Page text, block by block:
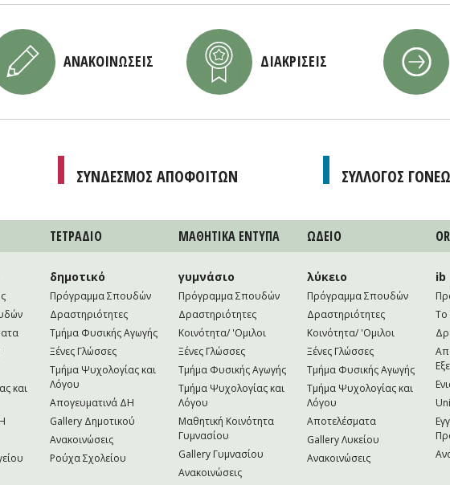
ΑΝΑΚΟΙΝΩΣΕΙΣ ΔΙΑΚΡΙΣΕΙΣ
ΣΥΝΔΕΣΜΟΣ ΑΠΟΦΟΙΤΩΝ ΣΥΛΛΟΓΟΣ
ΤΕΤΡAΔΙΟ ΜΑΘΗΤΙΚA ΕΝΤΥΠΑ ΩΔΕΙΟ
και
δημοτικό
Πρόγραμμα Σπουδών
Δραστηριότητες
Τμήμα Φυσικής Αγωγής
Ξένες Γλώσσες
Τμήμα Ψυχολογίας και
Λόγου
Απογευματινά ΔΗ
Gallery Δημοτικού
Ανακοινώσεις
Ρούχα Σχολείου
γυμνάσιο
Πρόγραμμα Σπουδών
Δραστηριότητες
Κοινότητα/ 'Ομιλοι
Ξένες Γλώσσες
Τμήμα Φυσικής Αγωγής
Τμήμα Ψυχολογίας και
Λόγου
Μαθητική Κοινότητα
Γυμνασίου
Gallery Γυμνασίου
Ανακοινώσεις
λύκειο
Πρόγραμμα Σπουδών
Δραστηριότητες
Κοινότητα/ 'Ομιλοι
Ξένες Γλώσσες
Τμήμα Φυσικής Αγωγής
Τμήμα Ψυχολογίας και
Λόγου
Αποτελέσματα
Gallery Λυκείου
Ανακοινώσεις
ib
Το